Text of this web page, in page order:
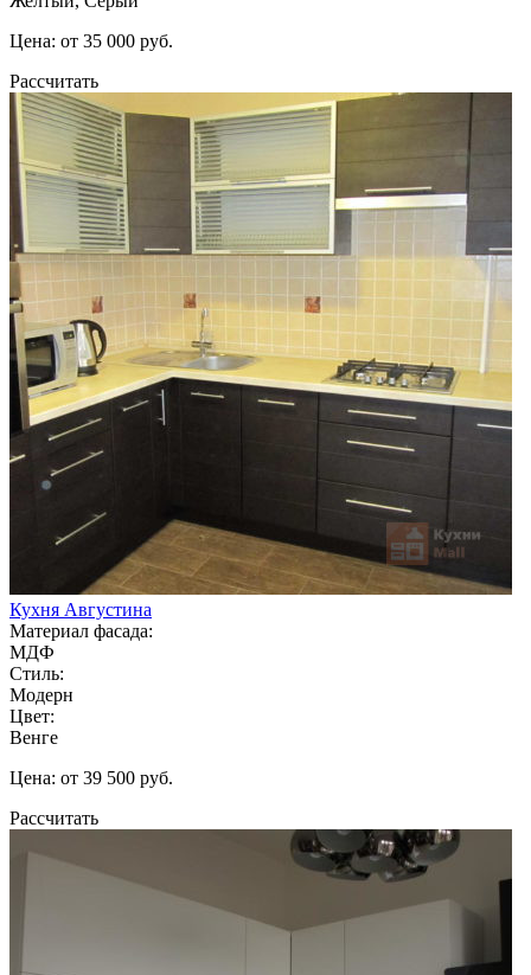
Цена: от 35 000 руб.
Рассчитать
Кухня Августина
Материал фасада:
МДФ
Стиль:
Модерн
Цвет:
Венге
Цена: от 39 500 руб.
Рассчитать